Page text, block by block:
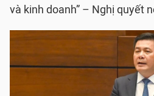
và kinh doanh” – Nghị quyết